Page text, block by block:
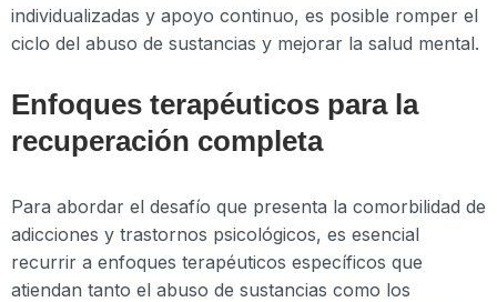
individualizadas y apoyo continuo, es posible romper el
ciclo del abuso de sustancias y mejorar la salud mental.
Enfoques terapéuticos para la
recuperación completa
Para abordar el desafío que presenta la comorbilidad de
adicciones y trastornos psicológicos, es esencial
recurrir a enfoques terapéuticos específicos que
atiendan tanto el abuso de sustancias como los